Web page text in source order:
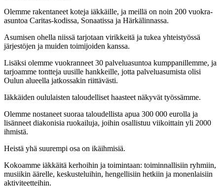
Olemme rakentaneet koteja iäkkäille, ja meillä on noin 200 vuokra-
asuntoa Caritas-kodissa, Sonaatissa ja Härkälinnassa.
Asumisen ohella niissä tarjotaan virikkeitä ja tukea yhteistyössä
järjestöjen ja muiden toimijoiden kanssa.
Lisäksi olemme vuokranneet 30 palveluasuntoa kumppanillemme, ja
tarjoamme tontteja uusille hankkeille, jotta palveluasumista olisi
Oulun alueella jatkossakin riittävästi.
Iäkkäiden oululaisten taloudelliset haasteet näkyvät työssämme.
Olemme nostaneet suoraa taloudellista apua 300 000 eurolla ja
lisänneet diakonisia ruokailuja, joihin osallistuu viikoittain yli 2000
ihmistä.
Heistä yhä suurempi osa on ikäihmisiä.
Kokoamme iäkkäitä kerhoihin ja toimintaan: toiminnallisiin ryhmiin,
musiikin äärelle, keskusteluihin, hengellisiin hetkiin ja monenlaisiin
aktiviteetteihin.